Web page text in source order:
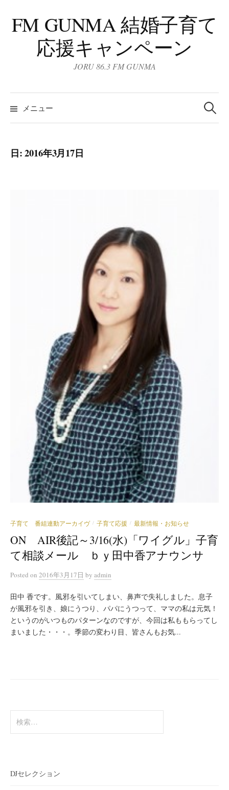
ン
テ
FM GUNMA 結婚子育て
応援キャンペーン
JORU 86.3 FM GUNMA
メニュー
検
索:
日:2016年3月17日
子育て 番組連動アーカイヴ / 子育て応援 / 最新情報・お知らせ
ON AIR後記～3/16(水)「ワイグル」子育
て相談メール ｂｙ田中香アナウンサ
Posted on 2016年3月17日 by admin
田中 香です。風邪を引いてしまい、鼻声で失礼しました。息子
が風邪を引き、娘にうつり、パパにうつって、ママの私は元気！
というのがいつものパターンなのですが、今回は私ももらってし
まいました・・・。季節の変わり目、皆さんもお気...
索:
DJセレクション